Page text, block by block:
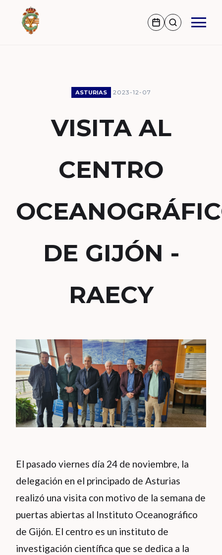
ASTURIAS 2023-12-07
VISITA AL
CENTRO
DE GIJÓN -
RAECY
El pasado viernes día 24 de noviembre, la
delegación en el principado de Asturias
realizó una visita con motivo de la semana de
puertas abiertas al Instituto Oceanográfico
de Gijón. El centro es un instituto de
investigación científica que se dedica a la